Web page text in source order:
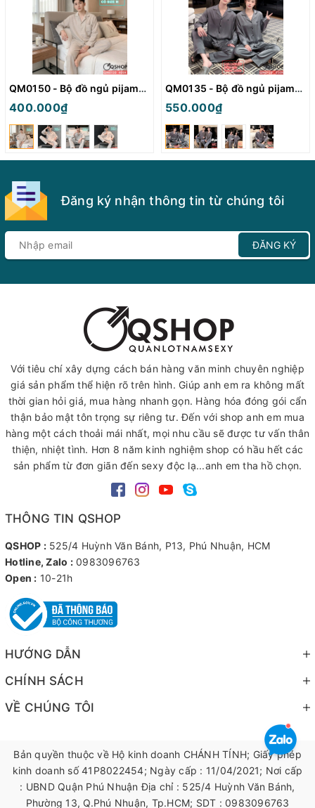
QM0150 - Bộ đồ ngủ pijama nam tay dài vải tole mát
400.000₫
QM0135 - Bộ đồ ngủ pijama cặp đôi lụa mềm mịn tay dài
550.000₫
Đăng ký nhận thông tin từ chúng tôi
ĐĂNG KÝ
Với tiêu chí xây dựng cách bán hàng văn minh chuyên nghiệp
giá sản phẩm thể hiện rõ trên hình. Giúp anh em ra không mất
thời gian hỏi giá, mua hàng nhanh gọn. Hàng hóa đóng gói cẩn
thận bảo mật tôn trọng sự riêng tư. Đến với shop anh em mua
hàng một cách thoải mái nhất, mọi nhu cầu sẽ được tư vấn thân
thiện, nhiệt tình. Hơn 8 năm kinh nghiệm shop có hầu hết các
sản phẩm từ đơn giãn đến sexy độc lạ...anh em tha hồ chọn.
THÔNG TIN QSHOP
QSHOP : 525/4 Huỳnh Văn Bánh, P13, Phú Nhuận, HCM
Hotline, Zalo : 0983096763
Open : 10-21h
HƯỚNG DẪN
CHÍNH SÁCH
VỀ CHÚNG TÔI
Bản quyền thuộc về Hộ kinh doanh CHÁNH TÍNH; Giấy phép
kinh doanh số 41P8022454; Ngày cấp : 11/04/2021; Nơi cấp
: UBND Quận Phú Nhuận Địa chỉ : 525/4 Huỳnh Văn Bánh,
Phường 13, Q.Phú Nhuận, Tp.HCM; SDT : 0983096763